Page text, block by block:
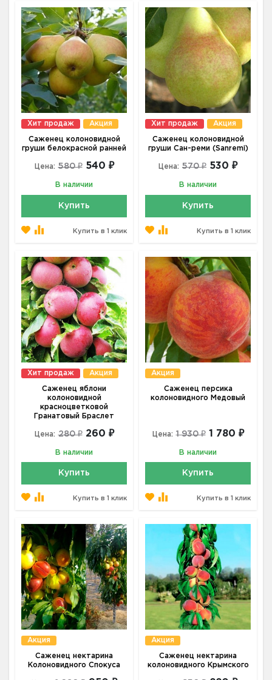
Хит продаж Акция
Саженец колоновидной
груши белокрасной ранней
Цена: 580 ₽ 540 ₽
В наличии
Купить
Купить в 1 клик
Хит продаж Акция
Саженец колоновидной
груши Сан-реми (Sanremi)
Цена: 570 ₽ 530 ₽
В наличии
Купить
Купить в 1 клик
Хит продаж Акция
Саженец яблони
колоновидной
красноцветковой
Гранатовый Браслет
Цена: 280 ₽ 260 ₽
В наличии
Купить
Купить в 1 клик
Акция
Саженец персика
колоновидного Медовый
Цена: 1 930 ₽ 1 780 ₽
В наличии
Купить
Купить в 1 клик
Акция
Саженец нектарина
Колоновидного Спокуса
Акция
Саженец нектарина
колоновидного Крымского